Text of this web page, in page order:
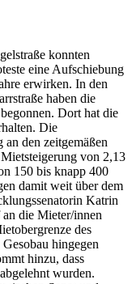
konnten
eine Aufschiebung
erwirken. In den
haben die
Dort hat die
Die
den zeitgemäßen
von 2,13
150 bis knapp 400
damit weit über dem
Katrin
die Mieter/innen
des
hingegen
hinzu, dass
wurden.